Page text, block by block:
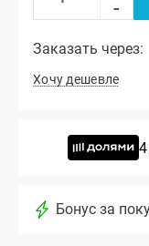
-
Заказать через:
Хочу дешевле
Бонус за